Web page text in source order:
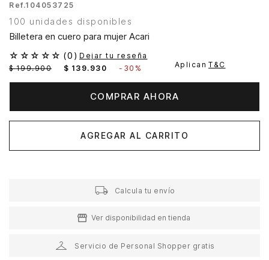
Ref.104053725
100 unidades disponibles
Billetera en cuero para mujer Acari
☆ ☆ ☆ ☆ ☆ (0 ) Dejar tu reseña
$ 199.900 $ 139. 930 - 30% Aplican T&C
COMPRAR AHORA
AGREGAR AL CARRITO
Calcula tu envío
Ver disponibilidad en tienda
Servicio de Personal Shopper gratis